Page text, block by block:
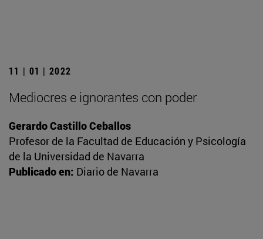
11 | 01 | 2022
Mediocres e ignorantes con poder
Gerardo Castillo Ceballos
Profesor de la Facultad de Educación y Psicología
de la Universidad de Navarra
Publicado en: Diario de Navarra